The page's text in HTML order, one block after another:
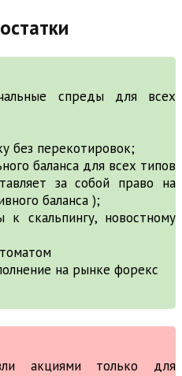
спреды для всех
без перекотировок;
баланса для всех типов
за собой право на
баланса );
к скальпингу, новостному
на рынке форекс
акциями только для